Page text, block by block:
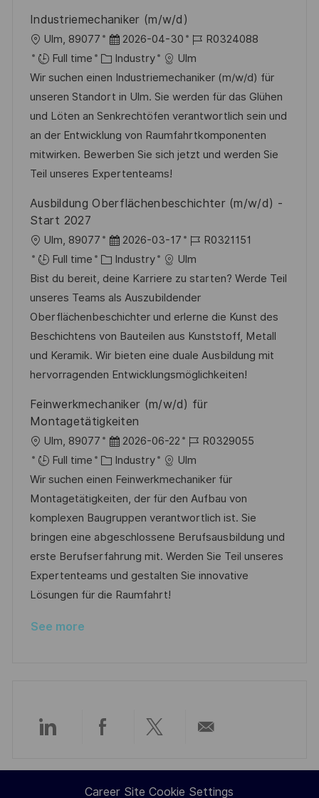
t
e
y
Industriemechaniker (m/w/d)
L
o
c
a
t
i
o
n
Ulm, 89077
P
o
s
t
e
d
D
a
e
2026-04-30
J
o
b
I
d
R0324088
Full time
C
a
t
e
g
o
r
Industry
Ulm
Wir suchen einen Industriemechaniker (m/w/d) für
unseren Standort in Ulm. Sie werden für das Glühen
und Löten an Senkrechtöfen verantwortlich sein und
an der Entwicklung von Raumfahrtkomponenten
mitwirken. Bewerben Sie sich jetzt und werden Sie
Teil unseres Expertenteams!
Ausbildung Oberflächenbeschichter (m/w/d) -
Start 2027
L
o
c
a
t
i
o
n
Ulm, 89077
P
o
s
t
e
d
D
a
e
2026-03-17
J
o
b
I
d
R0321151
Full time
C
a
t
e
g
o
r
Industry
Ulm
Bist du bereit, deine Karriere zu starten? Werde Teil
unseres Teams als Auszubildender
Oberflächenbeschichter und erlerne die Kunst des
Beschichtens von Bauteilen aus Kunststoff, Metall
und Keramik. Wir bieten eine duale Ausbildung mit
hervorragenden Entwicklungsmöglichkeiten!
Feinwerkmechaniker (m/w/d) für
Montagetätigkeiten
L
o
c
a
t
i
o
n
Ulm, 89077
P
o
s
t
e
d
D
a
t
2026-06-22
J
o
b
d
R0329055
Full time
C
a
t
e
g
o
r
y
Industry
Ulm
Wir suchen einen Feinwerkmechaniker für
Montagetätigkeiten, der für den Aufbau von
komplexen Baugruppen verantwortlich ist. Sie
bringen eine abgeschlossene Berufsausbildung und
erste Berufserfahrung mit. Werden Sie Teil unseres
Expertenteams und gestalten Sie innovative
Lösungen für die Raumfahrt!
See more
Share
via
Share
via
Share
via
via
Career Site Cookie Settings